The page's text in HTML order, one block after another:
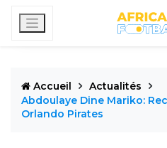
Accueil
Actualités
Abdoulaye Dine Mariko:
Orlando Pirates